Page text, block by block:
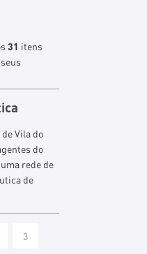
31 itens
Vila do
do
rede de
de
3